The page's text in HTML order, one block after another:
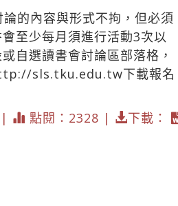
的內容與形式不拘，但必須
至少每月須進行活動3次以
自選讀書會討論區部落格，
sls.tku.edu.tw下載報名
點閱：2328 | 下載：